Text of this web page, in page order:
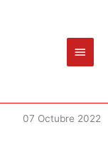
07 Octubre 2022